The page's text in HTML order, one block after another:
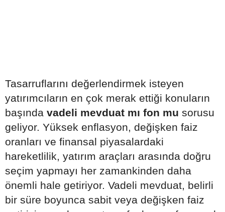
Tasarruflarını değerlendirmek isteyen
yatırımcıların en çok merak ettiği konuların
başında vadeli mevduat mı fon mu sorusu
geliyor. Yüksek enflasyon, değişken faiz
oranları ve finansal piyasalardaki
hareketlilik, yatırım araçları arasında doğru
seçim yapmayı her zamankinden daha
önemli hale getiriyor. Vadeli mevduat, belirli
bir süre boyunca sabit veya değişken faiz